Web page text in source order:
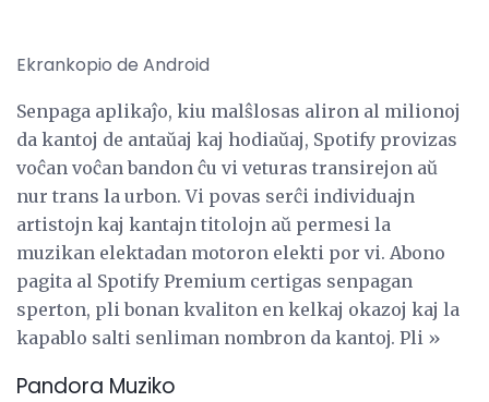
Ekrankopio de Android
Senpaga aplikaĵo, kiu malŝlosas aliron al milionoj
da kantoj de antaŭaj kaj hodiaŭaj, Spotify provizas
voĉan voĉan bandon ĉu vi veturas transirejon aŭ
nur trans la urbon. Vi povas serĉi individuajn
artistojn kaj kantajn titolojn aŭ permesi la
muzikan elektadan motoron elekti por vi. Abono
pagita al Spotify Premium certigas senpagan
sperton, pli bonan kvaliton en kelkaj okazoj kaj la
kapablo salti senliman nombron da kantoj. Pli »
Pandora Muziko